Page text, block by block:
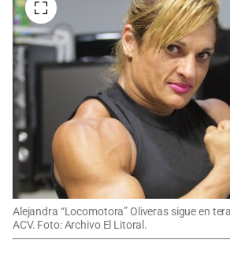
Alejandra “Locomotora” Oliveras sigue en
ACV. Foto: Archivo El Litoral.